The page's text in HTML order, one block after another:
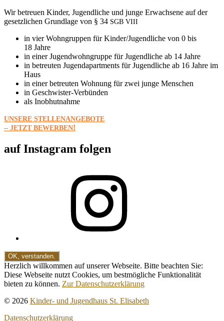
Wir betreuen Kinder, Jugendliche und junge Erwachsene auf der
gesetzlichen Grundlage von § 34 SGB VIII
in vier Wohngruppen für Kinder/Jugendliche von 0 bis
18 Jahre
in einer Jugendwohngruppe für Jugendliche ab 14 Jahre
in betreuten Jugendapartments für Jugendliche ab 16 Jahre im
Haus
in einer betreuten Wohnung für zwei junge Menschen
in Geschwister-Verbünden
als Inobhutnahme
UNSERE STELLENANGEBOTE
–JETZT BEWERBEN!
auf Instagram folgen
Herzlich willkommen auf unserer Webseite. Bitte beachten Sie:
Diese Webseite nutzt Cookies, um bestmögliche Funktionalität
bieten zu können. Zur Datenschutzerklärung
© 2026 Kinder- und Jugendhaus St. Elisabeth
Datenschutzerklärung